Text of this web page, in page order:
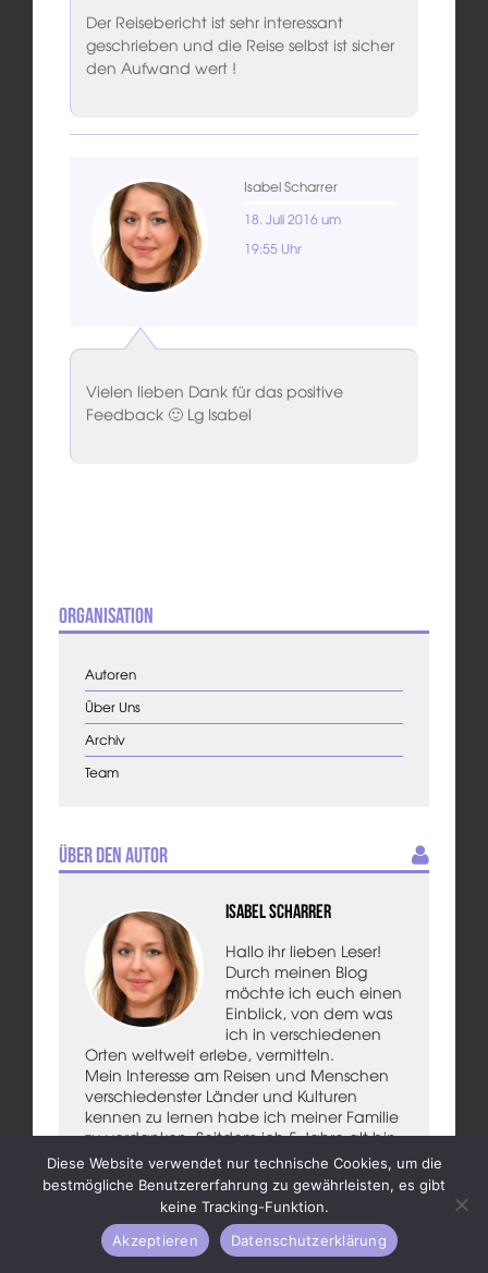
Der Reisebericht ist sehr interessant
geschrieben und die Reise selbst ist sicher
den Aufwand wert !
Isabel Scharrer
18. Juli 2016 um
19:55 Uhr
Vielen lieben Dank für das positive
Feedback 🙂 Lg Isabel
Organisation
Autoren
Über Uns
Archiv
Team
Über den Autor
Isabel Scharrer
Hallo ihr lieben Leser!
Durch meinen Blog
möchte ich euch einen
Einblick, von dem was
ich in verschiedenen
Orten weltweit erlebe, vermitteln.
Mein Interesse am Reisen und Menschen
verschiedenster Länder und Kulturen
kennen zu lernen habe ich meiner Familie
zu verdanken. Seitdem ich 5 Jahre alt bin
nehme ich, zusammen mit meinem
älteren Bruder, aktiv an den
verschiedensten Schachturnieren weltweit
teil.
Weiterhin bin ich eine passionierte
Hobbyfotografin sowie sehr
Diese Website verwendet nur technische Cookies, um die
bestmögliche Benutzererfahrung zu gewährleisten, es gibt
keine Tracking-Funktion.
Akzeptieren
Datenschutzerklärung